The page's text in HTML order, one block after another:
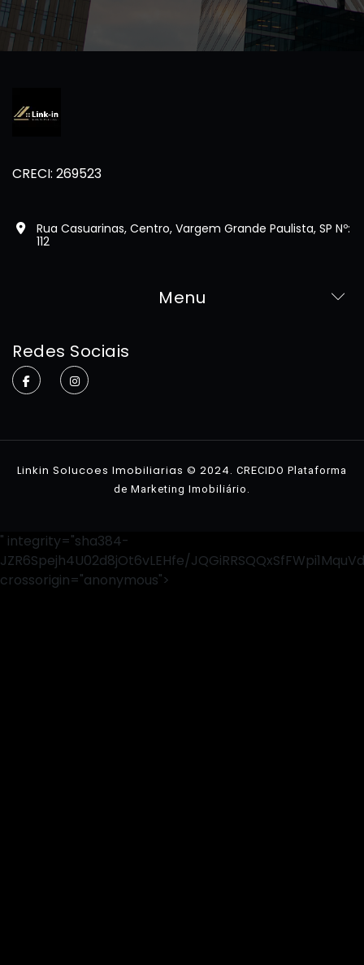
CRECI: 269523
Rua Casuarinas, Centro, Vargem Grande Paulista, SP Nº:
112
Menu
Redes Sociais
Linkin Solucoes Imobiliarias © 2024. CRECIDO Plataforma
de Marketing Imobiliário .
" integrity="sha384-
JZR6Spejh4U02d8jOt6vLEHfe/
crossorigin="anonymous">